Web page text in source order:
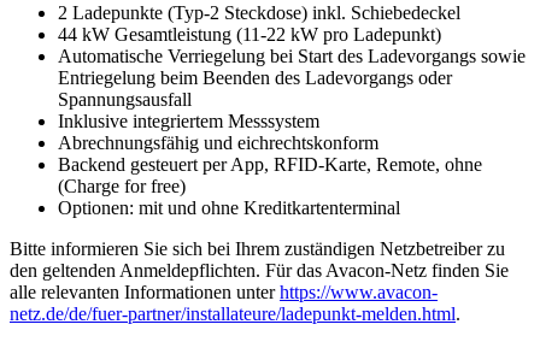
2 Ladepunkte (Typ-2 Steckdose) inkl. Schiebedeckel
44 kW Gesamtleistung (11-22 kW pro Ladepunkt)
Automatische Verriegelung bei Start des Ladevorgangs sowie
Entriegelung beim Beenden des Ladevorgangs oder
Spannungsausfall
Inklusive integriertem Messsystem
Abrechnungsfähig und eichrechtskonform
Backend gesteuert per App, RFID-Karte, Remote, ohne
(Charge for free)
Optionen: mit und ohne Kreditkartenterminal
Bitte informieren Sie sich bei Ihrem zuständigen Netzbetreiber zu
den geltenden Anmeldepflichten. Für das Avacon-Netz finden Sie
alle relevanten Informationen unterhttps://www.avacon-
netz.de/de/fuer-partner/installateure/ladepunkt-melden.html.